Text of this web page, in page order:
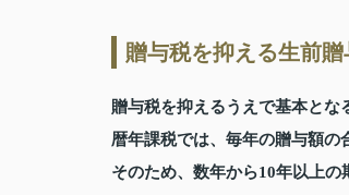
贈与税を抑える生前
贈与税を抑えるうえで基本とな
暦年課税では、毎年の贈与額の
そのため、数年から10年以上